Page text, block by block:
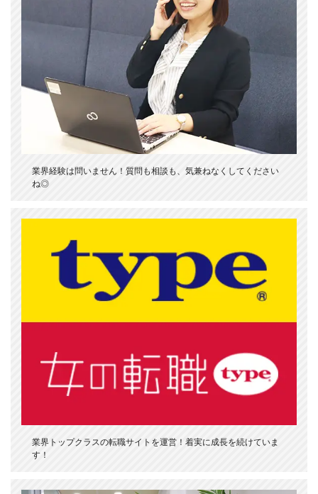
業界経験は問いません！質問も相談も、気兼ねなくしてください
ね◎
業界トップクラスの転職サイトを運営！着実に成長を続けていま
す！